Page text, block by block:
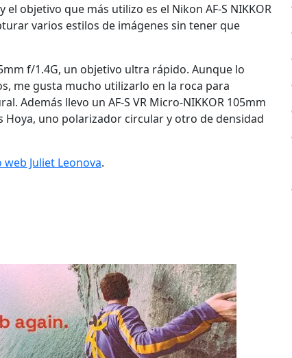
objetivo que más utilizo es el Nikon AF-S NIKKOR
varios estilos de imágenes sin tener que
f/1.4G, un objetivo ultra rápido. Aunque lo
me gusta mucho utilizarlo en la roca para
Además llevo un AF-S VR Micro-NIKKOR 105mm
Hoya, uno polarizador circular y otro de densidad
web Juliet Leonova.